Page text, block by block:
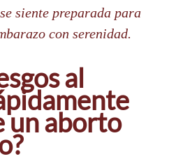
siente preparada para
con serenidad.
al
un aborto